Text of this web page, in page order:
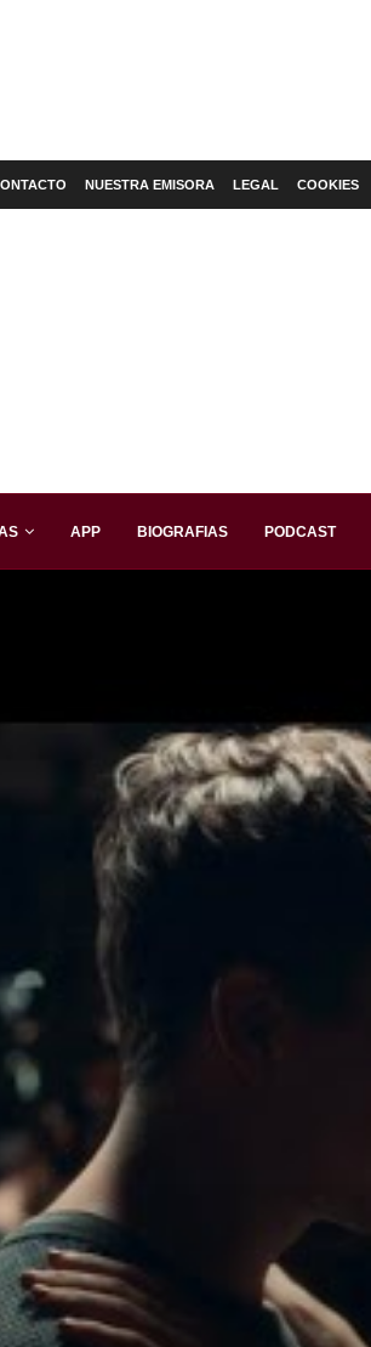
NUESTRA EMISORA LEGAL COOKIES
APP BIOGRAFIAS PODCAST